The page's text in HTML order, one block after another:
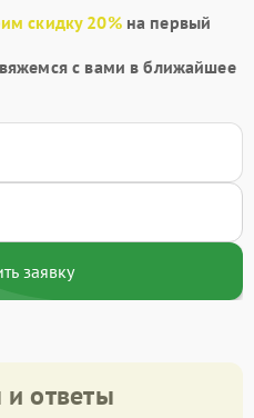
скидку 20%на первый
с вами в ближайшее
заявку
ответы